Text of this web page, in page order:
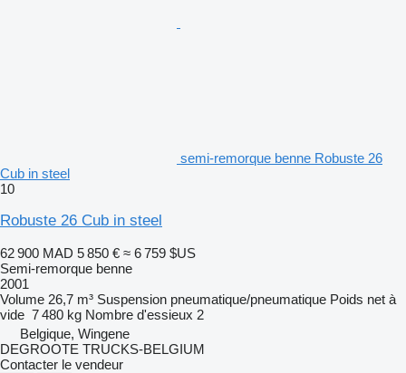
semi-remorque benne Robuste 26
Cub in steel
10
Robuste 26 Cub in steel
62 900 MAD 5 850 € ≈ 6 759 $US
Semi-remorque benne
2001
Volume 26,7 m³ Suspension pneumatique/pneumatique Poids net à
vide 7 480 kg Nombre d'essieux 2
Belgique, Wingene
DEGROOTE TRUCKS-BELGIUM
Contacter le vendeur